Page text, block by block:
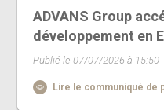
ADVANS Group
développement en
Publié le 07/07/2026 à 15:50
Lire le communiqué de